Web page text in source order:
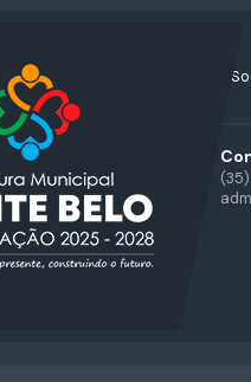
Acompanhe nossas Redes